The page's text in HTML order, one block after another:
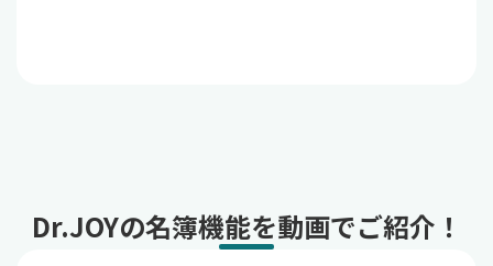
Dr.JOYの名簿機能を動画でご紹介！